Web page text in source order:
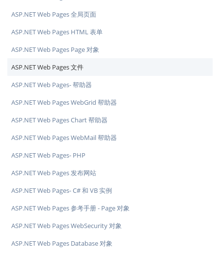
ASP.NET Web Pages 全局页面
ASP.NET Web Pages HTML 表单
ASP.NET Web Pages Page 对象
ASP.NET Web Pages 文件
ASP.NET Web Pages- 帮助器
ASP.NET Web Pages WebGrid 帮助器
ASP.NET Web Pages Chart 帮助器
ASP.NET Web Pages WebMail 帮助器
ASP.NET Web Pages- PHP
ASP.NET Web Pages 发布网站
ASP.NET Web Pages- C# 和 VB 实例
ASP.NET Web Pages 参考手册 - Page 对象
ASP.NET Web Pages WebSecurity 对象
ASP.NET Web Pages Database 对象